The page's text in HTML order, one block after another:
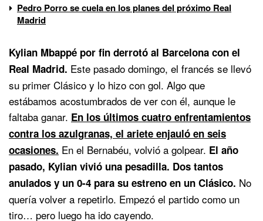
Pedro Porro se cuela en los planes del próximo Real
Madrid
Kylian Mbappé por fin derrotó al Barcelona con el
Real Madrid. Este pasado domingo, el francés se llevó
su primer Clásico y lo hizo con gol. Algo que
estábamos acostumbrados de ver con él, aunque le
faltaba ganar. En los últimos cuatro enfrentamientos
contra los azulgranas, el ariete enjauló en seis
ocasiones. En el Bernabéu, volvió a golpear. El año
pasado, Kylian vivió una pesadilla. Dos tantos
anulados y un 0-4 para su estreno en un Clásico. No
quería volver a repetirlo. Empezó el partido como un
tiro… pero luego ha ido cayendo.